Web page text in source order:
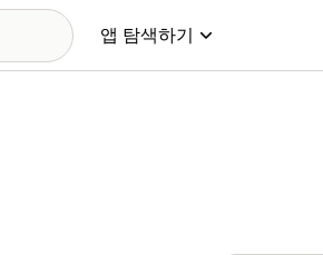
앱 탐색하기